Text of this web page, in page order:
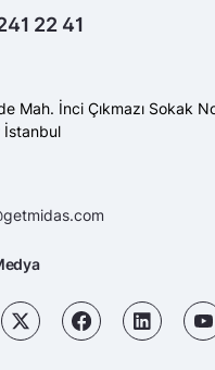
22 41
Mah. İnci Çıkmazı Sokak
İstanbul